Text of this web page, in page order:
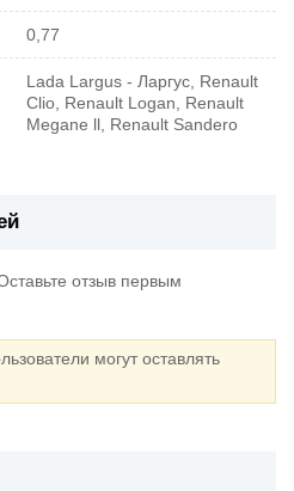
0,77
Lada Largus - Ларгус, Renault
Clio, Renault Logan, Renault
Megane ll, Renault Sandero
отзыв первым
могут оставлять